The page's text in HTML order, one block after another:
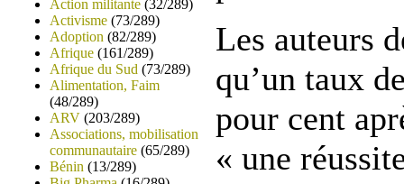
Action militante (32/289)
Activisme (73/289)
Adoption (82/289)
Afrique (161/289)
Afrique du Sud (73/289)
Alimentation, Faim
(48/289)
ARV (203/289)
Associations, mobilisation
communautaire (65/289)
Bénin (13/289)
Les auteurs
qu’un taux
pour cent
« une